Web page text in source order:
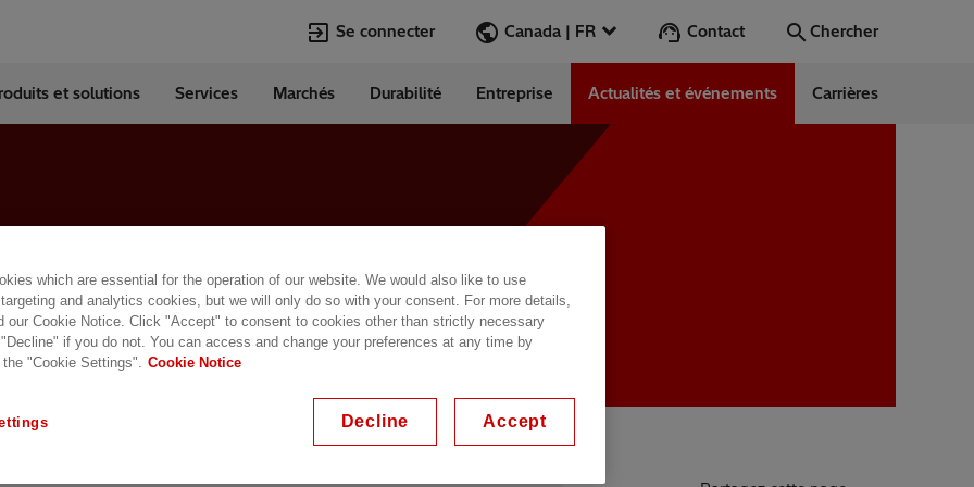
Se connecter Canada | FR Contact Chercher
Chercher
Econiq
Lumada
Grid Edge
Sustainability
Locations Map
Early Career
et solutions Services Marchés Durabilité Entreprise Actualités et événements Carrières
más con
which are essential for the operation of our website. We would also like to use
and analytics cookies, but we will only do so with your consent. For more details,
our Cookie Notice. Click "Accept" to consent to cookies other than strictly necessary
if you do not. You can access and change your preferences at any time by
"Cookie Settings". Cookie Notice
Decline Accept